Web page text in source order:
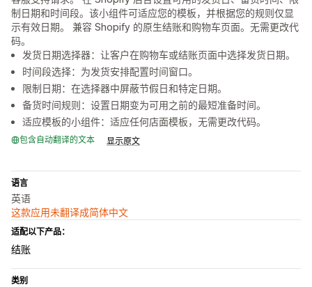
制日期和时间段。该小组件可适应您的模板，并根据您的规则仅显
示有效日期。 兼容 Shopify 的原生结账和购物车页面。无需更改代
码。
发货日期选择器：让客户在购物车或结账页面中选择发货日期。
时间段选择：为发货安排配置时间窗口。
限制日期：在选择器中屏蔽节假日和特定日期。
备货时间规则：设置日期变为可用之前的最短准备时间。
适应模板的小组件：适应任何店面模板，无需更改代码。
包含自动翻译的文本 显示原文
语言
英语
这款应用未翻译成简体中文
适配以下产品：
结账
类别